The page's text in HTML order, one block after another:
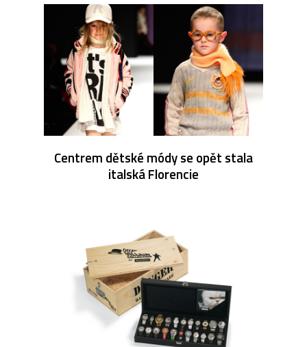
Centrem dětské módy se opět stala
italská Florencie